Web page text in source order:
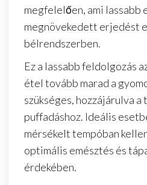
megfelelően, ami lassabb
megnövekedett erjedést
bélrendszerben.
Ez a lassabb feldolgozás
étel tovább marad a
szükséges, hozzájárulva
puffadáshoz. Ideális
mérsékelt tempóban
optimális emésztés és
érdekében.